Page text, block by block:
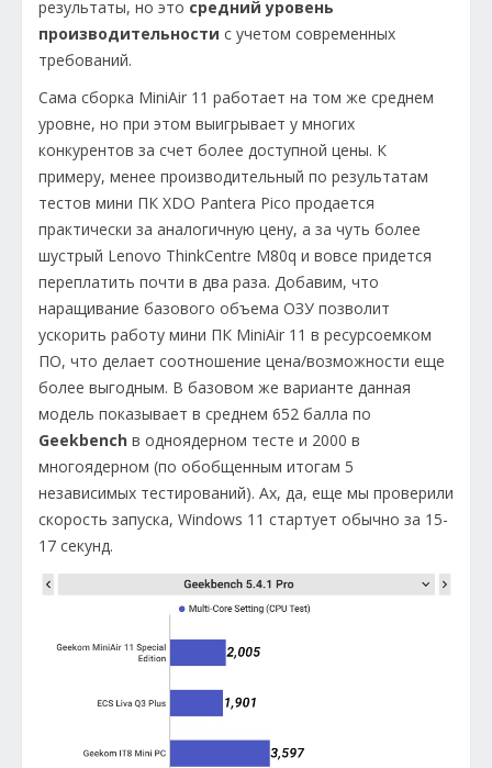
результаты, но это средний уровень
производительности с учетом современных
требований.
Сама сборка MiniAir 11 работает на том же среднем
уровне, но при этом выигрывает у многих
конкурентов за счет более доступной цены. К
примеру, менее производительный по результатам
тестов мини ПК XDO Pantera Pico продается
практически за аналогичную цену, а за чуть более
шустрый Lenovo ThinkCentre M80q и вовсе придется
переплатить почти в два раза. Добавим, что
наращивание базового объема ОЗУ позволит
ускорить работу мини ПК MiniAir 11 в ресурсоемком
ПО, что делает соотношение цена/возможности еще
более выгодным. В базовом же варианте данная
модель показывает в среднем 652 балла по
Geekbench в одноядерном тесте и 2000 в
многоядерном (по обобщенным итогам 5
независимых тестирований). Ах, да, еще мы проверили
скорость запуска, Windows 11 стартует обычно за 15-
17 секунд.